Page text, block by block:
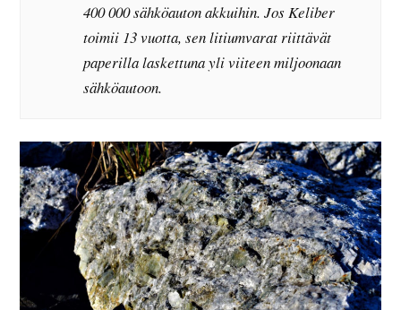
400 000 sähköauton akkuihin. Jos Keliber
toimii 13 vuotta, sen litiumvarat riittävät
paperilla laskettuna yli viiteen miljoonaan
sähköautoon.